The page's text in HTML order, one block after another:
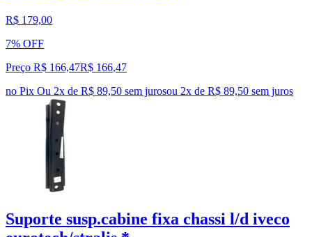
R$ 179,00
7% OFF
Preço R$ 166,47R$ 166,47
no Pix Ou 2x de R$ 89,50 sem jurosou 2x de R$ 89,50 sem juros
Suporte susp.cabine fixa chassi l/d iveco